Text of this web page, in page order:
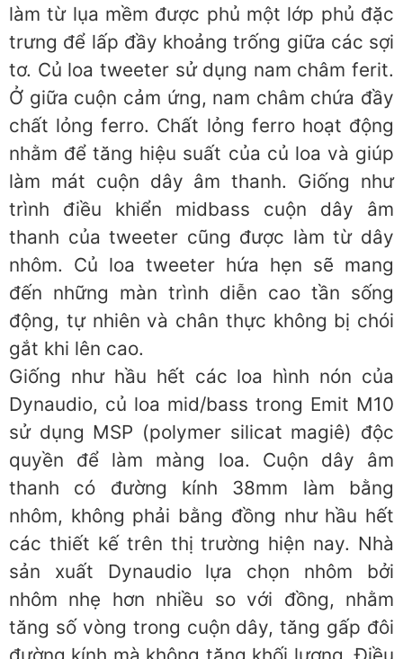
làm từ lụa mềm được phủ một lớp phủ đặc
trưng để lấp đầy khoảng trống giữa các sợi
tơ. Củ loa tweeter sử dụng nam châm ferit.
Ở giữa cuộn cảm ứng, nam châm chứa đầy
chất lỏng ferro. Chất lỏng ferro hoạt động
nhằm để tăng hiệu suất của củ loa và giúp
làm mát cuộn dây âm thanh. Giống như
trình điều khiển midbass cuộn dây âm
thanh của tweeter cũng được làm từ dây
nhôm. Củ loa tweeter hứa hẹn sẽ mang
đến những màn trình diễn cao tần sống
động, tự nhiên và chân thực không bị chói
gắt khi lên cao.
Giống như hầu hết các loa hình nón của
Dynaudio, củ loa mid/bass trong Emit M10
sử dụng MSP (polymer silicat magiê) độc
quyền để làm màng loa. Cuộn dây âm
thanh có đường kính 38mm làm bằng
nhôm, không phải bằng đồng như hầu hết
các thiết kế trên thị trường hiện nay. Nhà
sản xuất Dynaudio lựa chọn nhôm bởi
nhôm nhẹ hơn nhiều so với đồng, nhằm
tăng số vòng trong cuộn dây, tăng gấp đôi